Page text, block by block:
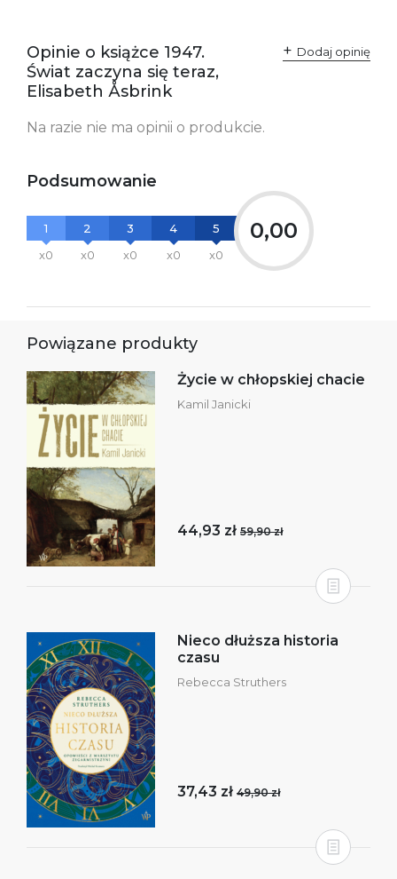
Opinie o książce 1947.
Świat zaczyna się teraz,
Elisabeth Åsbrink
Dodaj opinię
Na razie nie ma opinii o produkcie.
Podsumowanie
1
x0
2
x0
3
x0
4
x0
5
x0
0,00
Powiązane produkty
Życie w chłopskiej chacie
Kamil Janicki
44,93 zł 59,90 zł
Nieco dłuższa historia
czasu
Rebecca Struthers
37,43 zł 49,90 zł